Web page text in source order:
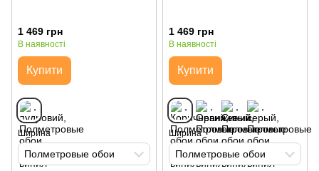
1 469 грн
В наявності
Купити
Ширина
Полметровые обои
1 469 грн
В наявності
Купити
Ширина
Полметровые обои